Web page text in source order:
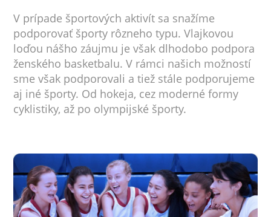
V prípade športových aktivít sa snažíme
podporovať športy rôzneho typu. Vlajkovou
loďou nášho záujmu je však dlhodobo podpora
ženského basketbalu. V rámci našich možností
sme však podporovali a tiež stále podporujeme
aj iné športy. Od hokeja, cez moderné formy
cyklistiky, až po olympijské športy.